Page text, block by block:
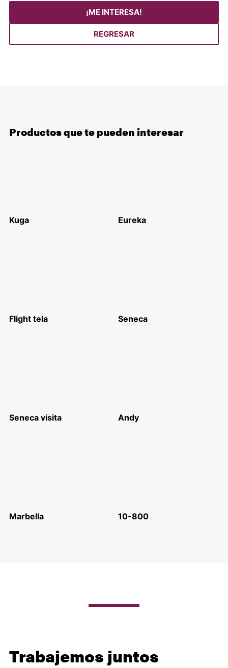
¡ME INTERESA!
REGRESAR
Productos que te pueden interesar
Kuga Eureka
Flight tela Seneca
Seneca visita Andy
Marbella 10-800
Trabajemos juntos